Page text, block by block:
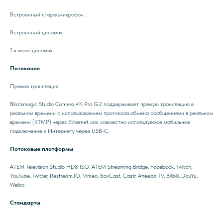
Встроенный стереомикрофон.
Встроенный динамик
1 х моно динамик.
Потоковое
Прямая трансляция
Blackmagic Studio Camera 4K Pro G2 поддерживает прямую трансляцию в
реальном времени с использованием протокола обмена сообщениями в реальном
времени (RTMP) через Ethernet или совместно используемое мобильное
подключение к Интернету через USB‑C.
Потоковые платформы
ATEM Television Studio HD8 ISO, ATEM Streaming Bridge, Facebook, Twitch,
YouTube, Twitter, Restream.IO, Vimeo, BoxCast, Castr, Afreeca TV, Bilibili, DouYu,
Weibo.
Стандарты